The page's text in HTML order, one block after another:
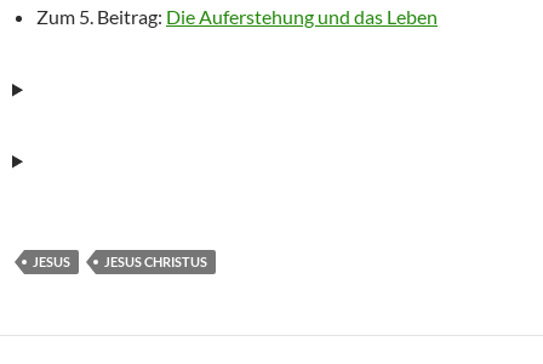
Zum 5. Beitrag: Die Auferstehung und das Leben
JESUS JESUS CHRISTUS